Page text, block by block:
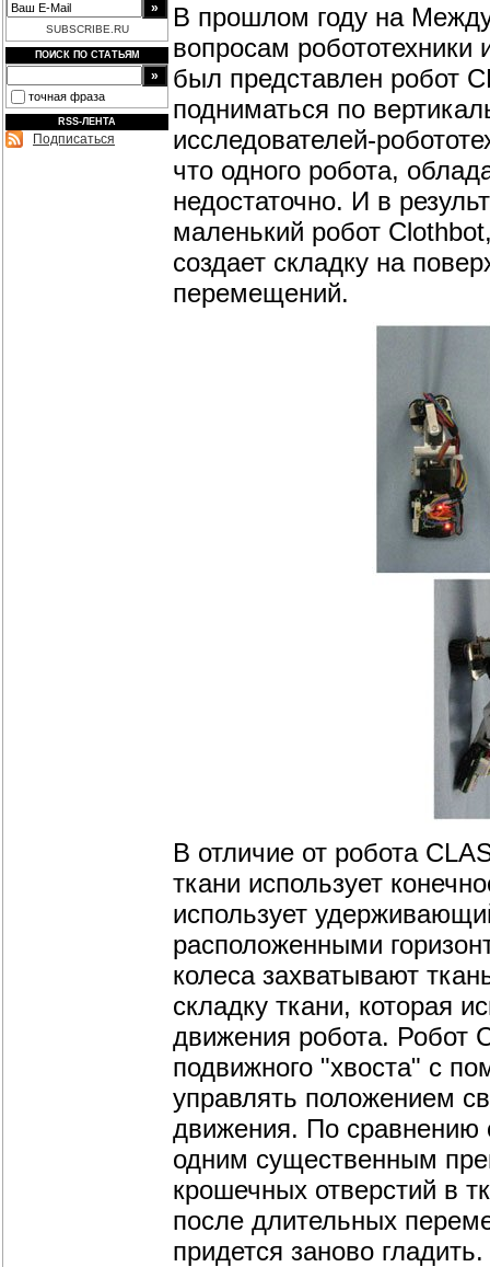
SUBSCRIBE.RU
ПОИСК ПО СТАТЬЯМ
точная фраза
RSS-ЛЕНТА
Подписаться
В прошлом году на
вопросам
был представлен робот
подниматься по
исследователей-
что одного робота,
недостаточно. И в
маленький робот
создает складку на
перемещений.
В отличие от робота
ткани использует
использует
расположенными
колеса захватывают
складку ткани, которая
движения робота. Робот
подвижного "хвоста" с
управлять положением
движения. По сравнению
одним существенным
крошечных отверстий в
после длительных
придется заново гладить.